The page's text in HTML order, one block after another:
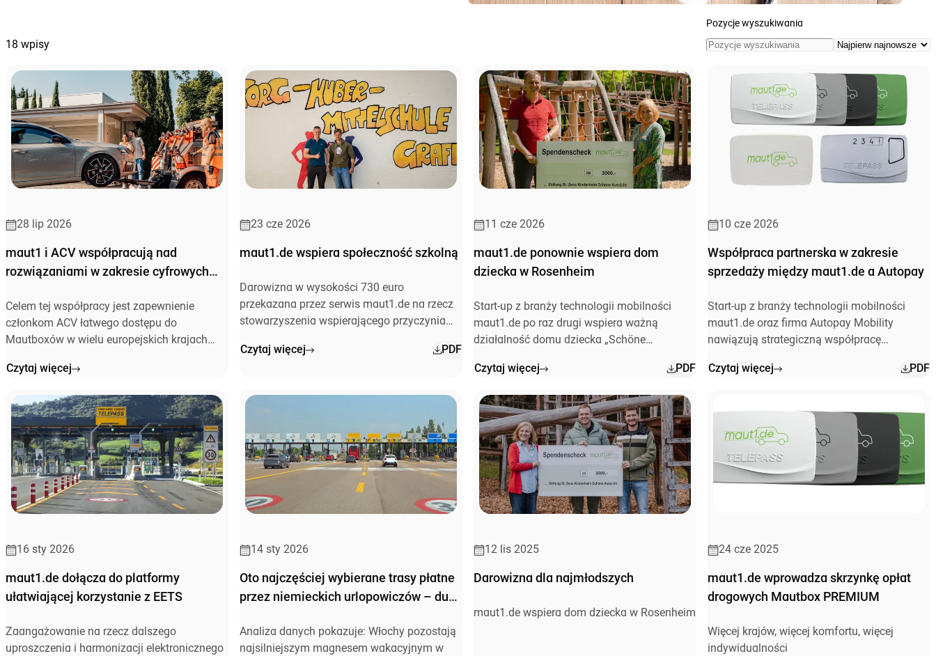
18 wpisy
Pozycje wyszukiwania
28 lip 2026
maut1 i ACV współpracują nad
rozwiązaniami w zakresie cyfrowych
Celem tej współpracy jest zapewnienie
członkom ACV łatwego dostępu do
Mautboxów w wielu europejskich krajach
Czytaj więcej
23 cze 2026
maut1.de wspiera społeczność szkolną
Darowizna w wysokości 730 euro
przekazana przez serwis maut1.de na rzecz
stowarzyszenia wspierającego przyczynia
Czytaj więcej
PDF
11 cze 2026
maut1.de ponownie wspiera dom
dziecka w Rosenheim
Start-up z branży technologii mobilności
maut1.de po raz drugi wspiera ważną
działalność domu dziecka „Schöne
wysokości 3 000 euro.
Czytaj więcej PDF
10 cze 2026
Współpraca partnerska w zakresie
sprzedaży między maut1.de a Autopay
Start-up z branży technologii mobilności
maut1.de oraz firma Autopay Mobility
nawiązują strategiczną współpracę
celem jest zapewnienie klientom
jednego źródła.
Czytaj więcej PDF
16 sty 2026
maut1.de dołącza do platformy
ułatwiającej korzystanie z EETS
Zaangażowanie na rzecz dalszego
uproszczenia i harmonizacji elektronicznego
14 sty 2026
Oto najczęściej wybierane trasy płatne
przez niemieckich urlopowiczów – duży
Analiza danych pokazuje: Włochy pozostają
najsilniejszym magnesem wakacyjnym w
12 lis 2025
Darowizna dla najmłodszych
maut1.de wspiera dom dziecka w Rosenheim
24 cze 2025
maut1.de wprowadza skrzynkę opłat
drogowych Mautbox PREMIUM
Więcej krajów, więcej komfortu, więcej
indywidualności